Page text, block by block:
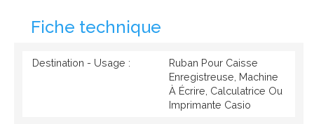
Fiche technique
Destination - Usage :
Ruban Pour Caisse
Enregistreuse, Machine
À Écrire, Calculatrice Ou
Imprimante Casio